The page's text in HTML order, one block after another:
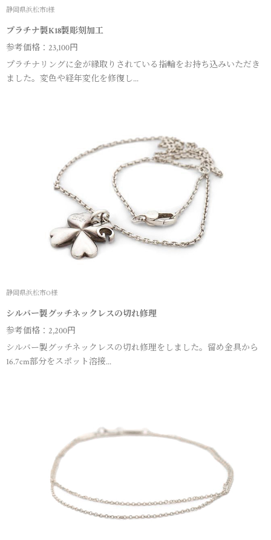
静岡県浜松市I様
プラチナ製K18製彫刻加工
参考価格：23,100円
プラチナリングに金が縁取りされている指輪をお持ち込みいただき
ました。変色や経年変化を修復し...
静岡県浜松市O様
シルバー製グッチネックレスの切れ修理
参考価格：2,200円
シルバー製グッチネックレスの切れ修理をしました。留め金具から
16.7cm部分をスポット溶接...